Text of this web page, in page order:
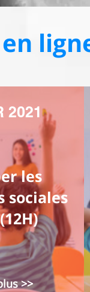
2021
les
sociales
>>